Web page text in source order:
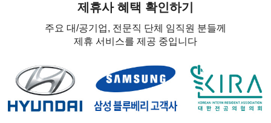
제휴사 혜택 확인하기
주요 대/공기업, 전문직 단체 임직원 분들께
제휴 서비스를 제공 중입니다